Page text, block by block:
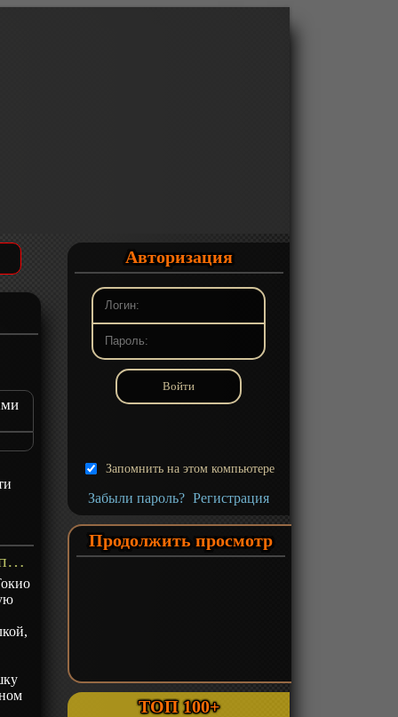
«Жизнь в манга-кафе» ТВ-1 - описание
Авторизация
Запомнить на этом компьютере
Забыли пароль? Регистрация
Продолжить просмотр
ТОП 100+